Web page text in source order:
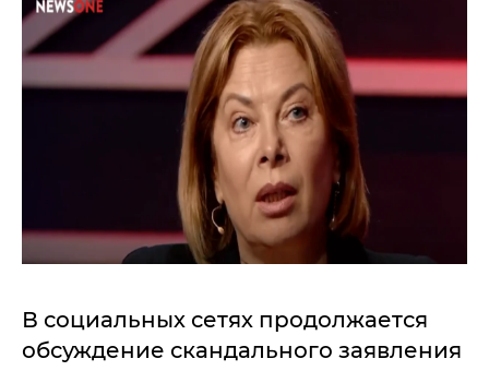
В социальных сетях продолжается
обсуждение скандального заявления